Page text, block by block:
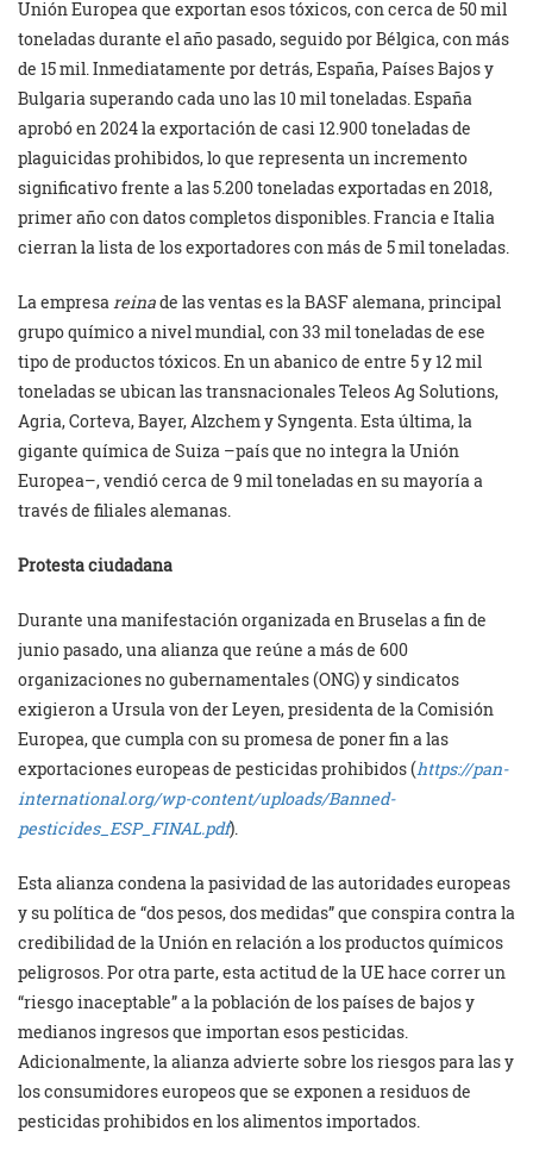
Unión Europea que exportan esos tóxicos, con cerca de 50 mil
toneladas durante el año pasado, seguido por Bélgica, con más
de 15 mil. Inmediatamente por detrás, España, Países Bajos y
Bulgaria superando cada uno las 10 mil toneladas. España
aprobó en 2024 la exportación de casi 12.900 toneladas de
plaguicidas prohibidos, lo que representa un incremento
significativo frente a las 5.200 toneladas exportadas en 2018,
primer año con datos completos disponibles. Francia e Italia
cierran la lista de los exportadores con más de 5 mil toneladas.
La empresareinade las ventas es la BASF alemana, principal
grupo químico a nivel mundial, con 33 mil toneladas de ese
tipo de productos tóxicos. En un abanico de entre 5 y 12 mil
toneladas se ubican las transnacionales Teleos Ag Solutions,
Agria, Corteva, Bayer, Alzchem y Syngenta. Esta última, la
gigante química de Suiza –país que no integra la Unión
Europea–, vendió cerca de 9 mil toneladas en su mayoría a
través de filiales alemanas.
Protesta ciudadana
Durante una manifestación organizada en Bruselas a fin de
junio pasado, una alianza que reúne a más de 600
organizaciones no gubernamentales (ONG) y sindicatos
exigieron a Ursula von der Leyen, presidenta de la Comisión
Europea, que cumpla con su promesa de poner fin a las
exportaciones europeas de pesticidas prohibidos (https://pan-
international.org/wp-content/uploads/Banned-
pesticides_ESP_FINAL.pdf).
Esta alianza condena la pasividad de las autoridades europeas
y su política de “dos pesos, dos medidas” que conspira contra la
credibilidad de la Unión en relación a los productos químicos
peligrosos. Por otra parte, esta actitud de la UE hace correr un
“riesgo inaceptable” a la población de los países de bajos y
medianos ingresos que importan esos pesticidas.
Adicionalmente, la alianza advierte sobre los riesgos para las y
los consumidores europeos que se exponen a residuos de
pesticidas prohibidos en los alimentos importados.